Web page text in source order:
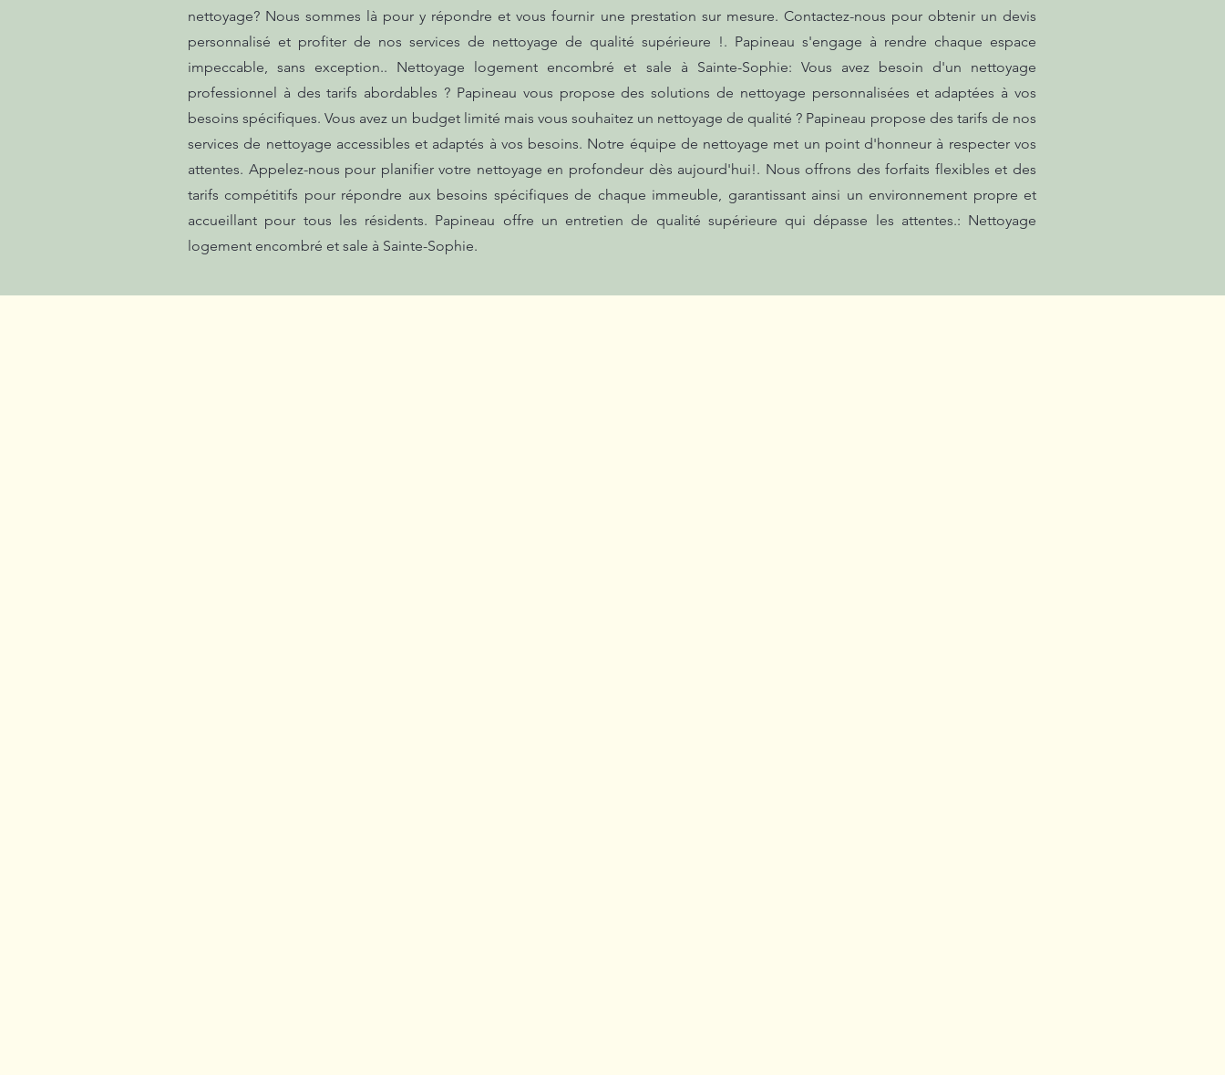
nettoyage? Nous sommes là pour y répondre et vous fournir une prestation sur mesure. Contactez-nous pour obtenir un devis
personnalisé et profiter de nos services de nettoyage de qualité supérieure !. Papineau s'engage à rendre chaque espace
impeccable, sans exception.. Nettoyage logement encombré et sale à Sainte-Sophie: Vous avez besoin d'un nettoyage
professionnel à des tarifs abordables ? Papineau vous propose des solutions de nettoyage personnalisées et adaptées à vos
besoins spécifiques. Vous avez un budget limité mais vous souhaitez un nettoyage de qualité ? Papineau propose des tarifs de nos
services de nettoyage accessibles et adaptés à vos besoins. Notre équipe de nettoyage met un point d'honneur à respecter vos
attentes. Appelez-nous pour planifier votre nettoyage en profondeur dès aujourd'hui!. Nous offrons des forfaits flexibles et des
tarifs compétitifs pour répondre aux besoins spécifiques de chaque immeuble, garantissant ainsi un environnement propre et
accueillant pour tous les résidents. Papineau offre un entretien de qualité supérieure qui dépasse les attentes.: Nettoyage
logement encombré et sale à Sainte-Sophie.